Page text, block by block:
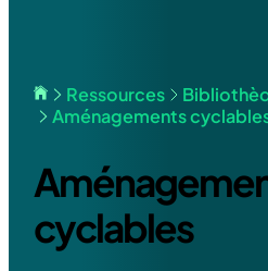
HomeRessources
Aménagements
cyclables